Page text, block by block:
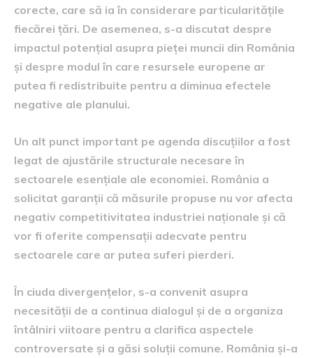
corecte, care să ia în considerare particularitățile
fiecărei țări. De asemenea, s-a discutat despre
impactul potențial asupra pieței muncii din România
și despre modul în care resursele europene ar
putea fi redistribuite pentru a diminua efectele
negative ale planului.
Un alt punct important pe agenda discuțiilor a fost
legat de ajustările structurale necesare în
sectoarele esențiale ale economiei. România a
solicitat garanții că măsurile propuse nu vor afecta
negativ competitivitatea industriei naționale și că
vor fi oferite compensații adecvate pentru
sectoarele care ar putea suferi pierderi.
În ciuda divergențelor, s-a convenit asupra
necesității de a continua dialogul și de a organiza
întâlniri viitoare pentru a clarifica aspectele
controversate și a găsi soluții comune. România și-a